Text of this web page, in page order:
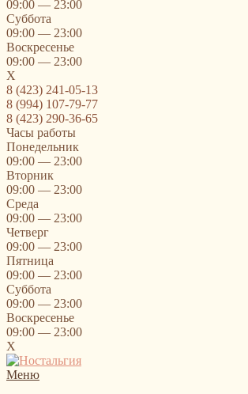
09:00 — 23:00
Суббота
09:00 — 23:00
Воскресенье
09:00 — 23:00
X
8 (423) 241-05-13
8 (994) 107-79-77
8 (423) 290-36-65
Часы работы
Понедельник
09:00 — 23:00
Вторник
09:00 — 23:00
Среда
09:00 — 23:00
Четверг
09:00 — 23:00
Пятница
09:00 — 23:00
Суббота
09:00 — 23:00
Воскресенье
09:00 — 23:00
X
Меню